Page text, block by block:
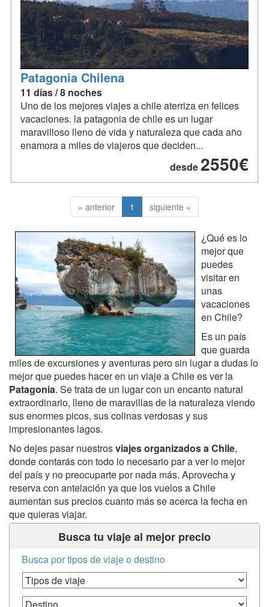
Patagonia Chilena
11 días / 8 noches
Uno de los mejores viajes a chile aterriza en felices
vacaciones. la patagonia de chile es un lugar
maravilloso lleno de vida y naturaleza que cada año
enamora a miles de viajeros que deciden...
desde 2550€
« anterior 1 siguiente »
¿Qué es lo
mejor que
puedes
visitar en
unas
vacaciones
en Chile?
Es un país
que guarda
miles de excursiones y aventuras pero sin lugar a dudas lo
mejor que puedes hacer en un viaje a Chile es ver la
Patagonia. Se trata de un lugar con un encanto natural
extraordinario, lleno de maravillas de la naturaleza viendo
sus enormes picos, sus colinas verdosas y sus
impresionantes lagos.
No dejes pasar nuestrosviajes organizados a Chile,
donde contarás con todo lo necesario par a ver lo mejor
del país y no preocuparte por nada más. Aprovecha y
reserva con antelación ya que los vuelos a Chile
aumentan sus precios cuanto más se acerca la fecha en
que quieras viajar.
Busca tu viaje al mejor precio
Busca por tipos de viaje o destino
Tipos de Viaje
Destino